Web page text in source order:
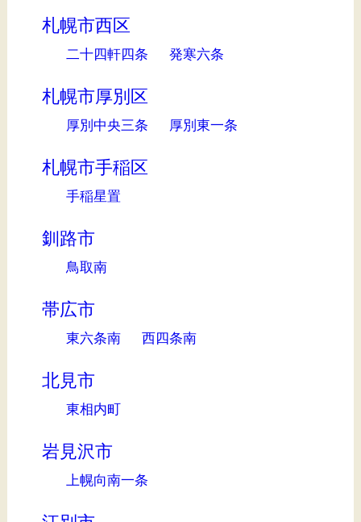
札幌市西区
二十四軒四条 発寒六条
札幌市厚別区
厚別中央三条 厚別東一条
札幌市手稲区
手稲星置
釧路市
鳥取南
帯広市
東六条南 西四条南
北見市
東相内町
岩見沢市
上幌向南一条